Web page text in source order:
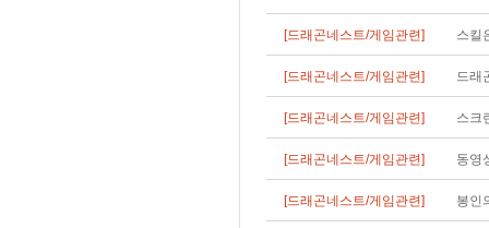
[드래곤네스트/게임관련] 스킬
[드래곤네스트/게임관련] 드래
[드래곤네스트/게임관련] 스크
[드래곤네스트/게임관련] 동영
[드래곤네스트/게임관련] 봉인